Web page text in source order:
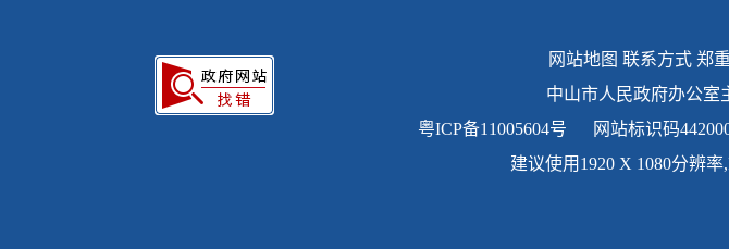
网站地图 联系方式 郑
中山市人民政府办公室
粤ICP备11005604号
网站标识码
建议使用1920 X 1080分辨